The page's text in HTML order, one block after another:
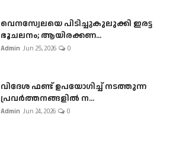
വെനസ്വേലയെ പിടിച്ചുകുലുക്കി ഇരട്ട
ഭൂചലനം; ആയിരക്കണ...
Admin Jun 25, 2026 0
വിദേശ ഫണ്ട് ഉപയോഗിച്ച് നടത്തുന്ന
പ്രവർത്തനങ്ങളിൽ ന...
Admin Jun 24, 2026 0